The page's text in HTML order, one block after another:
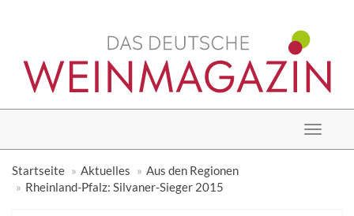
Toggle
Startseite
Aktuelles
Aus den Regionen
Rheinland-Pfalz: Silvaner-Sieger 2015